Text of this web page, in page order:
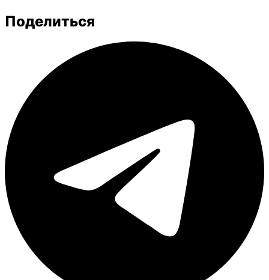
Поделиться